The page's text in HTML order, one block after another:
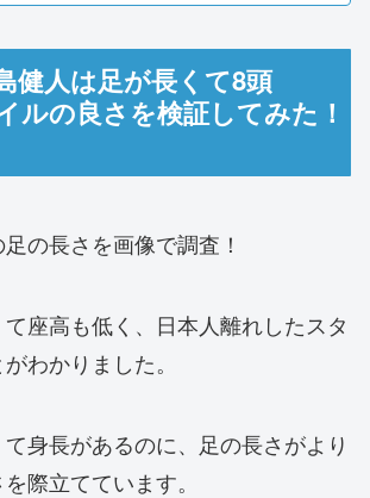
健人は足が長くて8頭
ルの良さを検証してみた！
の長さを画像で調査！
座高も低く、日本人離れしたスタ
わかりました。
身長があるのに、足の長さがより
際立てています。